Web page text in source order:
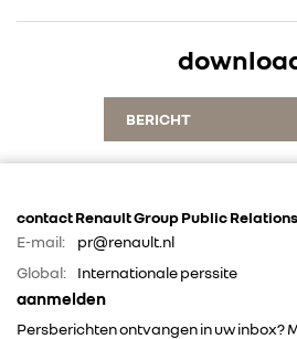
IN DE MEDIA
CONTACT
BERICHT
contact Renault Group Public Relations
E-mail:
pr@renault.nl
Global:
Internationale perssite
aanmelden
Persberichten ontvangen in uw inbox?